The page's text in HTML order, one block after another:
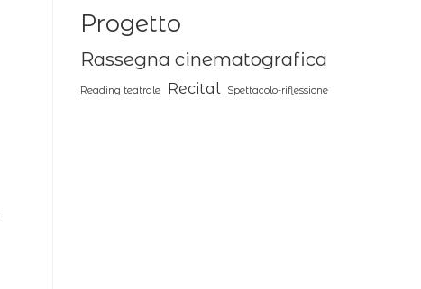
Progetto
Rassegna cinematografica
Reading teatrale Recital Spettacolo-riflessione